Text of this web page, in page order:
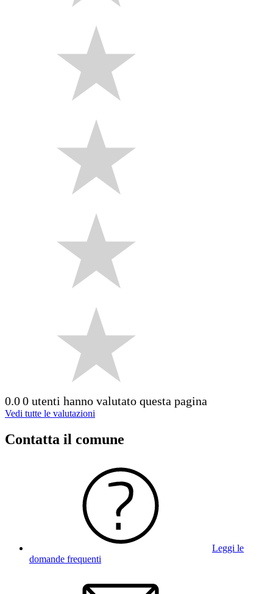
0.00 utenti hanno valutato questa pagina
Vedi tutte le valutazioni
Contatta il comune
Leggi le
domande frequenti